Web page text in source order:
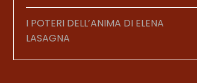
I POTERI DELL’ANIMA DI ELENA
LASAGNA